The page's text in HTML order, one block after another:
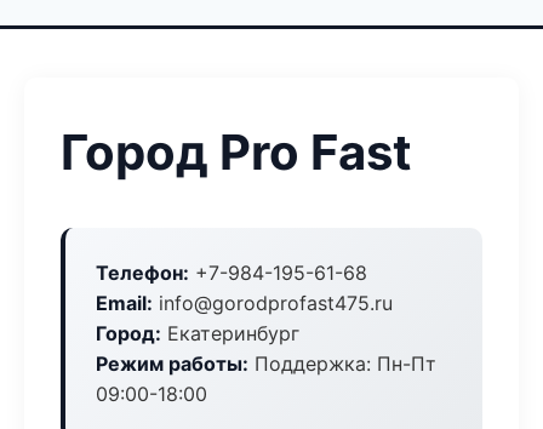
Город Pro Fast
Телефон: +7-984-195-61-68
Email: info@gorodprofast475.ru
Город: Екатеринбург
Режим работы: Поддержка: Пн-Пт
09:00-18:00